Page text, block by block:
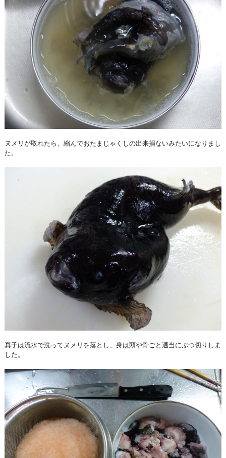
ヌメリが取れたら、縮んでおたまじゃくしの出来損ないみたいになりまし
た。
真子は流水で洗ってヌメリを落とし、身は頭や骨ごと適当にぶつ切りしま
した。